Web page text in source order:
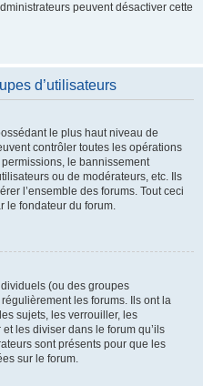
peuvent désactiver cette
d’utilisateurs
le plus haut niveau de
contrôler toutes les opérations
le bannissement
ou de modérateurs, etc. Ils
l’ensemble des forums. Tout ceci
le fondateur du forum.
(ou des groupes
les forums. Ils ont la
sujets, les verrouiller, les
les diviser dans le forum qu’ils
sont présents pour que les
sur le forum.